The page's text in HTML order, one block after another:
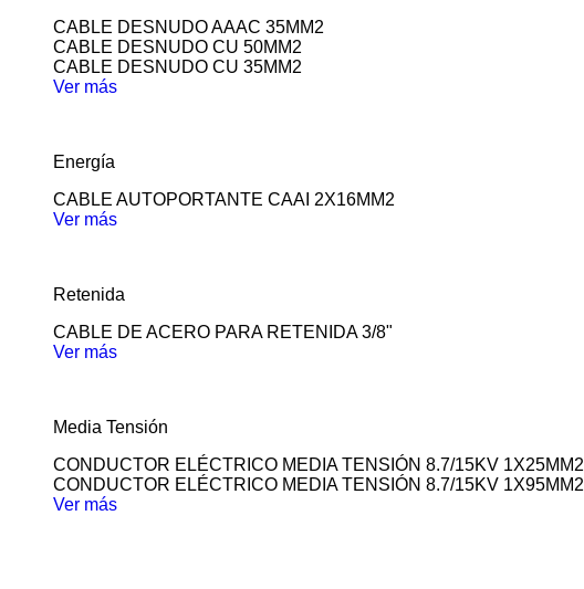
CABLE DESNUDO AAAC 35MM2
CABLE DESNUDO CU 50MM2
CABLE DESNUDO CU 35MM2
Ver más
Energía
CABLE AUTOPORTANTE CAAI 2X16MM2
Ver más
Retenida
CABLE DE ACERO PARA RETENIDA 3/8"
Ver más
Media Tensión
CONDUCTOR ELÉCTRICO MEDIA TENSIÓN 8.7/15KV 1X25MM2
CONDUCTOR ELÉCTRICO MEDIA TENSIÓN 8.7/15KV 1X95MM2
Ver más